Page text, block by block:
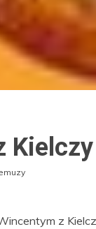
Kielczy
z